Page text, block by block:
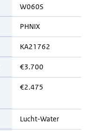
W060S
PHNIX
KA21762
€3.700
€2.475
Lucht-Water